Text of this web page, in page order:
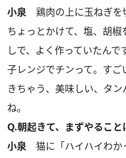
小泉 鶏肉の上に玉ねぎを
ちょっとかけて、塩、胡
しで、よく作っていたん
子レンジでチンって。す
きちゃう、美味しい、タ
ね。
Q.朝起きて、まずやること
小泉 猫に「ハイハイわか